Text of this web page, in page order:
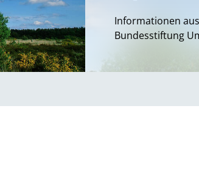
Informationen
Bundesstiftung